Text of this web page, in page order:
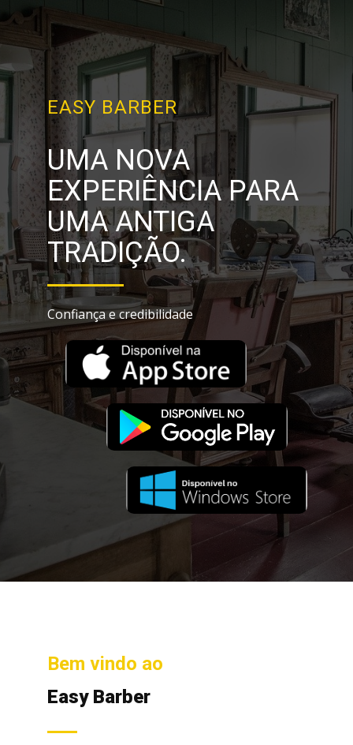
EASY BARBER
UMA NOVA
EXPERIÊNCIA PARA
UMA ANTIGA
TRADIÇÃO.
Confiança e credibilidade
Bem vindo ao
Easy Barber